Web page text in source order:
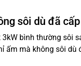
sôi dù đã
bình thường sôi
ấm mà không sôi dù